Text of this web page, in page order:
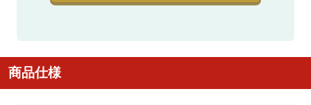
商品仕様